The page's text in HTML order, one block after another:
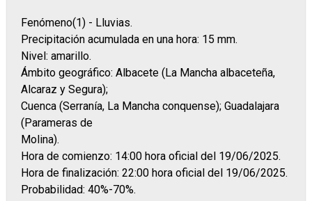
Fenómeno(1) - Lluvias.
Precipitación acumulada en una hora: 15 mm.
Nivel: amarillo.
Ámbito geográfico: Albacete (La Mancha albaceteña,
Alcaraz y Segura);
Cuenca (Serranía, La Mancha conquense); Guadalajara
(Parameras de
Molina).
Hora de comienzo: 14:00 hora oficial del 19/06/2025.
Hora de finalización: 22:00 hora oficial del 19/06/2025.
Probabilidad: 40%-70%.